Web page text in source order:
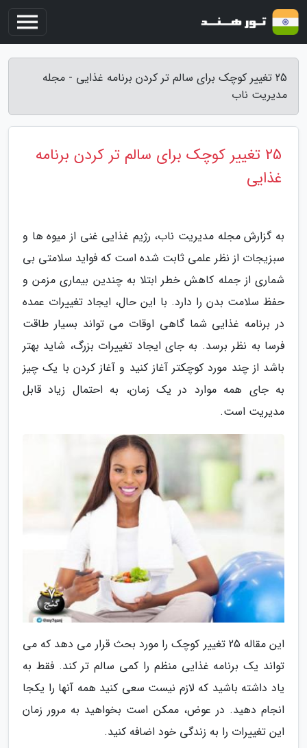
25 تغییر کوچک برای سالم تر کردن برنامه غذایی - مجله
مدیریت ناب
25 تغییر کوچک برای سالم تر کردن برنامه
غذایی
به گزارش مجله مدیریت ناب، رژیم غذایی غنی از میوه ها و
سبزیجات از نظر علمی ثابت شده است که فواید سلامتی بی
شماری از جمله کاهش خطر ابتلا به چندین بیماری مزمن و
حفظ سلامت بدن را دارد. با این حال، ایجاد تغییرات عمده
در برنامه غذایی شما گاهی اوقات می تواند بسیار طاقت
فرسا به نظر برسد. به جای ایجاد تغییرات بزرگ، شاید بهتر
باشد از چند مورد کوچکتر آغاز کنید و آغاز کردن با یک چیز
به جای همه موارد در یک زمان، به احتمال زیاد قابل
مدیریت است.
این مقاله 25 تغییر کوچک را مورد بحث قرار می دهد که می
تواند یک برنامه غذایی منظم را کمی سالم تر کند. فقط به
یاد داشته باشید که لازم نیست سعی کنید همه آنها را یکجا
انجام دهید. در عوض، ممکن است بخواهید به مرور زمان
این تغییرات را به زندگی خود اضافه کنید.